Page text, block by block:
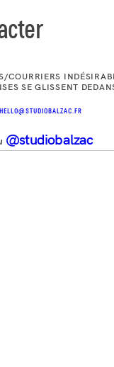
COURRIERS
SE GLISSENT
@studiobalzac